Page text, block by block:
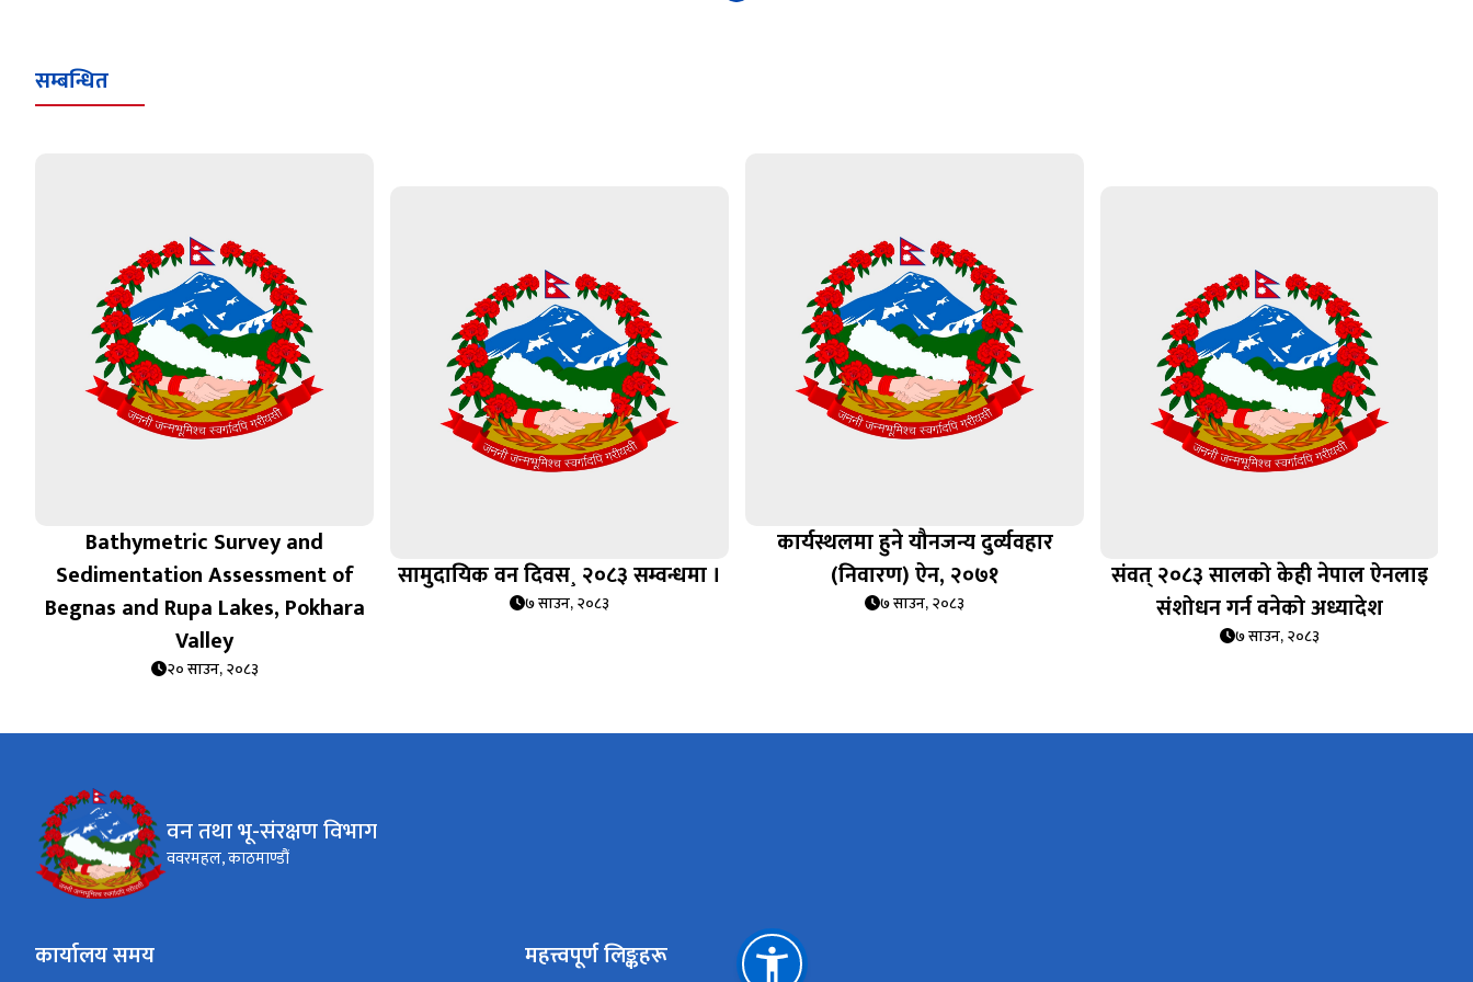
सम्बन्धित
Bathymetric Survey and
Sedimentation Assessment of
Begnas and Rupa Lakes, Pokhara
Valley
२० साउन, २०८३
सामुदायिक वन दिवस¸ २०८३ सम्वन्धमा ।
७ साउन, २०८३
कार्यस्थलमा हुने यौनजन्य दुर्व्यवहार
(निवारण) ऐन, २०७१
७ साउन, २०८३
संवत् २०८३ सालको केही नेपाल ऐनलाइ
संशोधन गर्न वनेको अध्यादेश
७ साउन, २०८३
वन तथा भू-संरक्षण विभाग
ववरमहल, काठमाण्डौं
कार्यालय समय महत्त्वपूर्ण लिङ्कहरू